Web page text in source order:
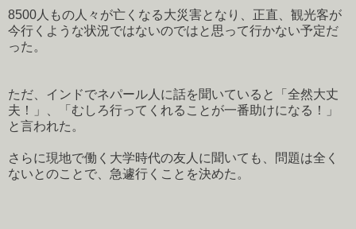
8500人もの人々が亡くなる大災害となり、正直、観光客が
今行くような状況ではないのではと思って行かない予定だ
った。
ただ、インドでネパール人に話を聞いていると「全然大丈
夫！」、「むしろ行ってくれることが一番助けになる！」
と言われた。
さらに現地で働く大学時代の友人に聞いても、問題は全く
ないとのことで、急遽行くことを決めた。